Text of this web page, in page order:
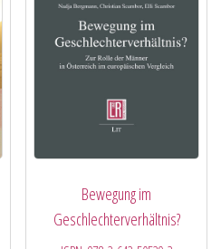
Bewegung im
Geschlechterverhältnis?